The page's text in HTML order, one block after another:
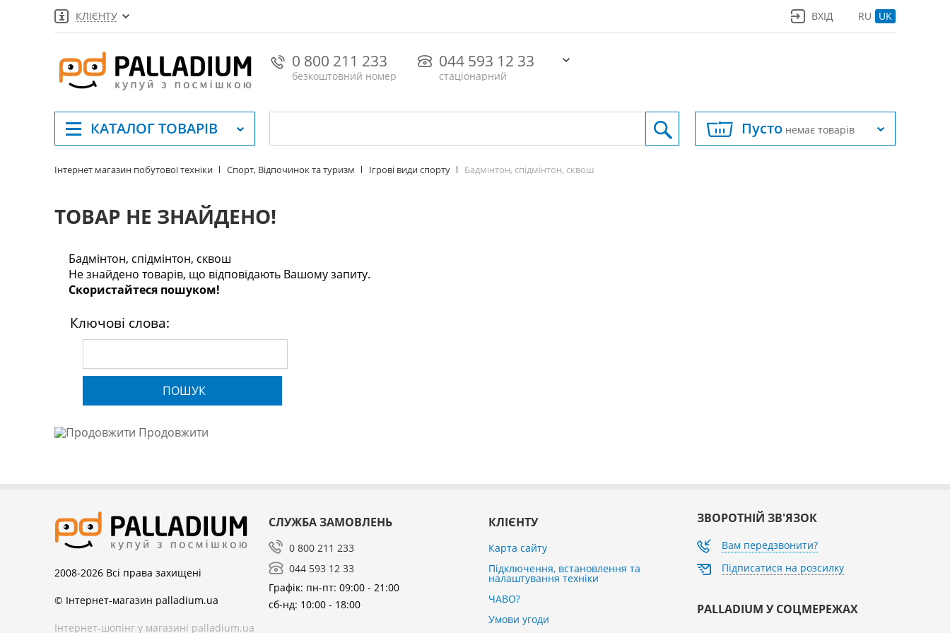
КЛІЄНТУ RU UK
ВХІД
0 800 211 233
безкоштовний номер
044 593 12 33
стаціонарний
КАТАЛОГТОВАРІВ Пусто немає товарів
Інтернет магазин побутової техніки Спорт, Відпочинок та туризм Ігрові види спорту Бадмінтон, спідмінтон, сквош
ТОВАР НЕ ЗНАЙДЕНО!
Бадмінтон, спідмінтон, сквош
Не знайдено товарів, що відповідають Вашому запиту.
Скористайтеся пошуком!
Ключові слова:
ПОШУК
Продовжити
2008-2026 Всі права захищені
© Інтернет-магазин palladium.ua
Інтернет-шопінг у магазині palladium.ua
СЛУЖБА ЗАМОВЛЕНЬ
0 800 211 233
044 593 12 33
Графік: пн-пт: 09:00 - 21:00
сб-нд: 10:00 - 18:00
КЛІЄНТУ
Карта сайту
Підключення, встановлення та
налаштування техніки
ЧАВО?
Умови угоди
ЗВОРОТНІЙ ЗВ'ЯЗОК
Вам передзвонити?
Підписатися на розсилку
PALLADIUM У СОЦМЕРЕЖАХ